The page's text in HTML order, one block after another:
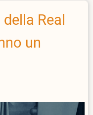
Real
un